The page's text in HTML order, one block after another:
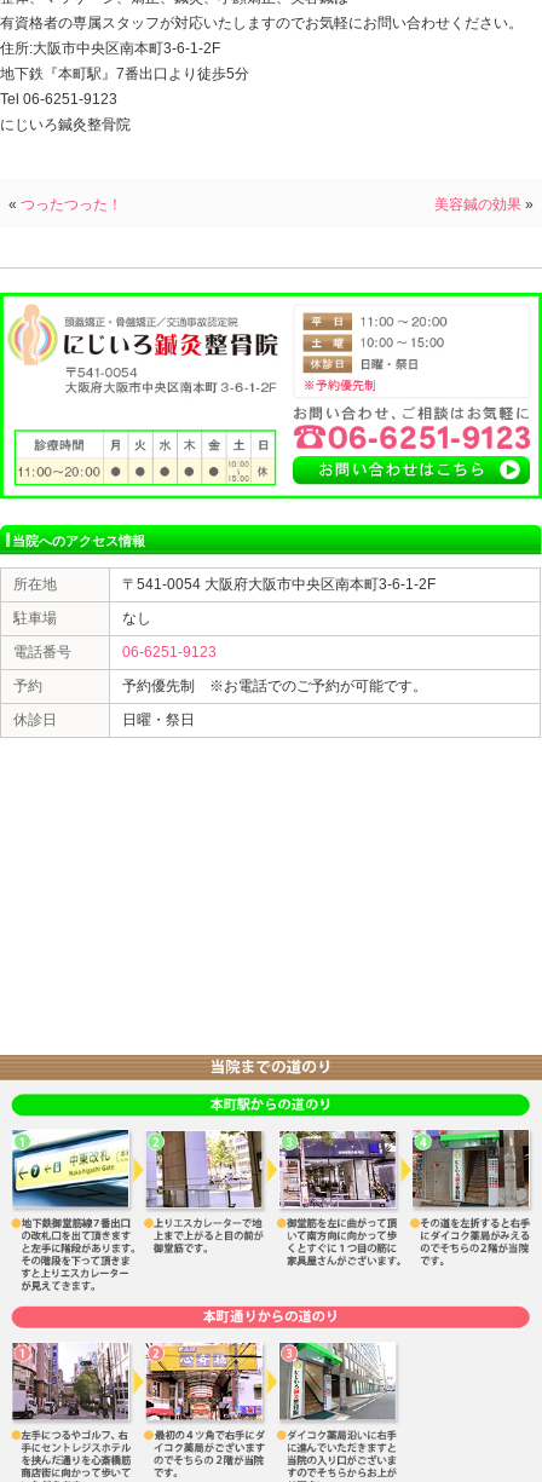
レス腱など全体的に伸ばすことが出来ます。
痛みが緩和したら血行を促進するようマッサージやスト
血行をよくすることで酸素や栄養がきちんと運ばれる状
脚がつるのを予防するには筋肉を軟らかく保ち水分や栄
そして、運動をする前にはふくらはぎを中心にしっかり
定期的な通院をすることでつりにくくなるようにしっか
していきます
これからの季節はエアコンなどによって足元が冷えたり
大阪市中央区本町にじいろ鍼灸整骨院では、腰痛、肩こ
骨盤矯正を得意としており、また美容メニューも豊富に
正、美容鍼、耳ツボ）等
整体、マッサージ、矯正、鍼灸、小顔矯正、美容鍼は
有資格者の専属スタッフが対応いたしますのでお気軽に
住所:大阪市中央区南本町3-6-1-2F
地下鉄『本町駅』7番出口より徒歩5分
Tel 06-6251-9123
当院へのアクセス情報
所在地
〒541-0054 大阪府大阪市中央区南本
駐車場
なし